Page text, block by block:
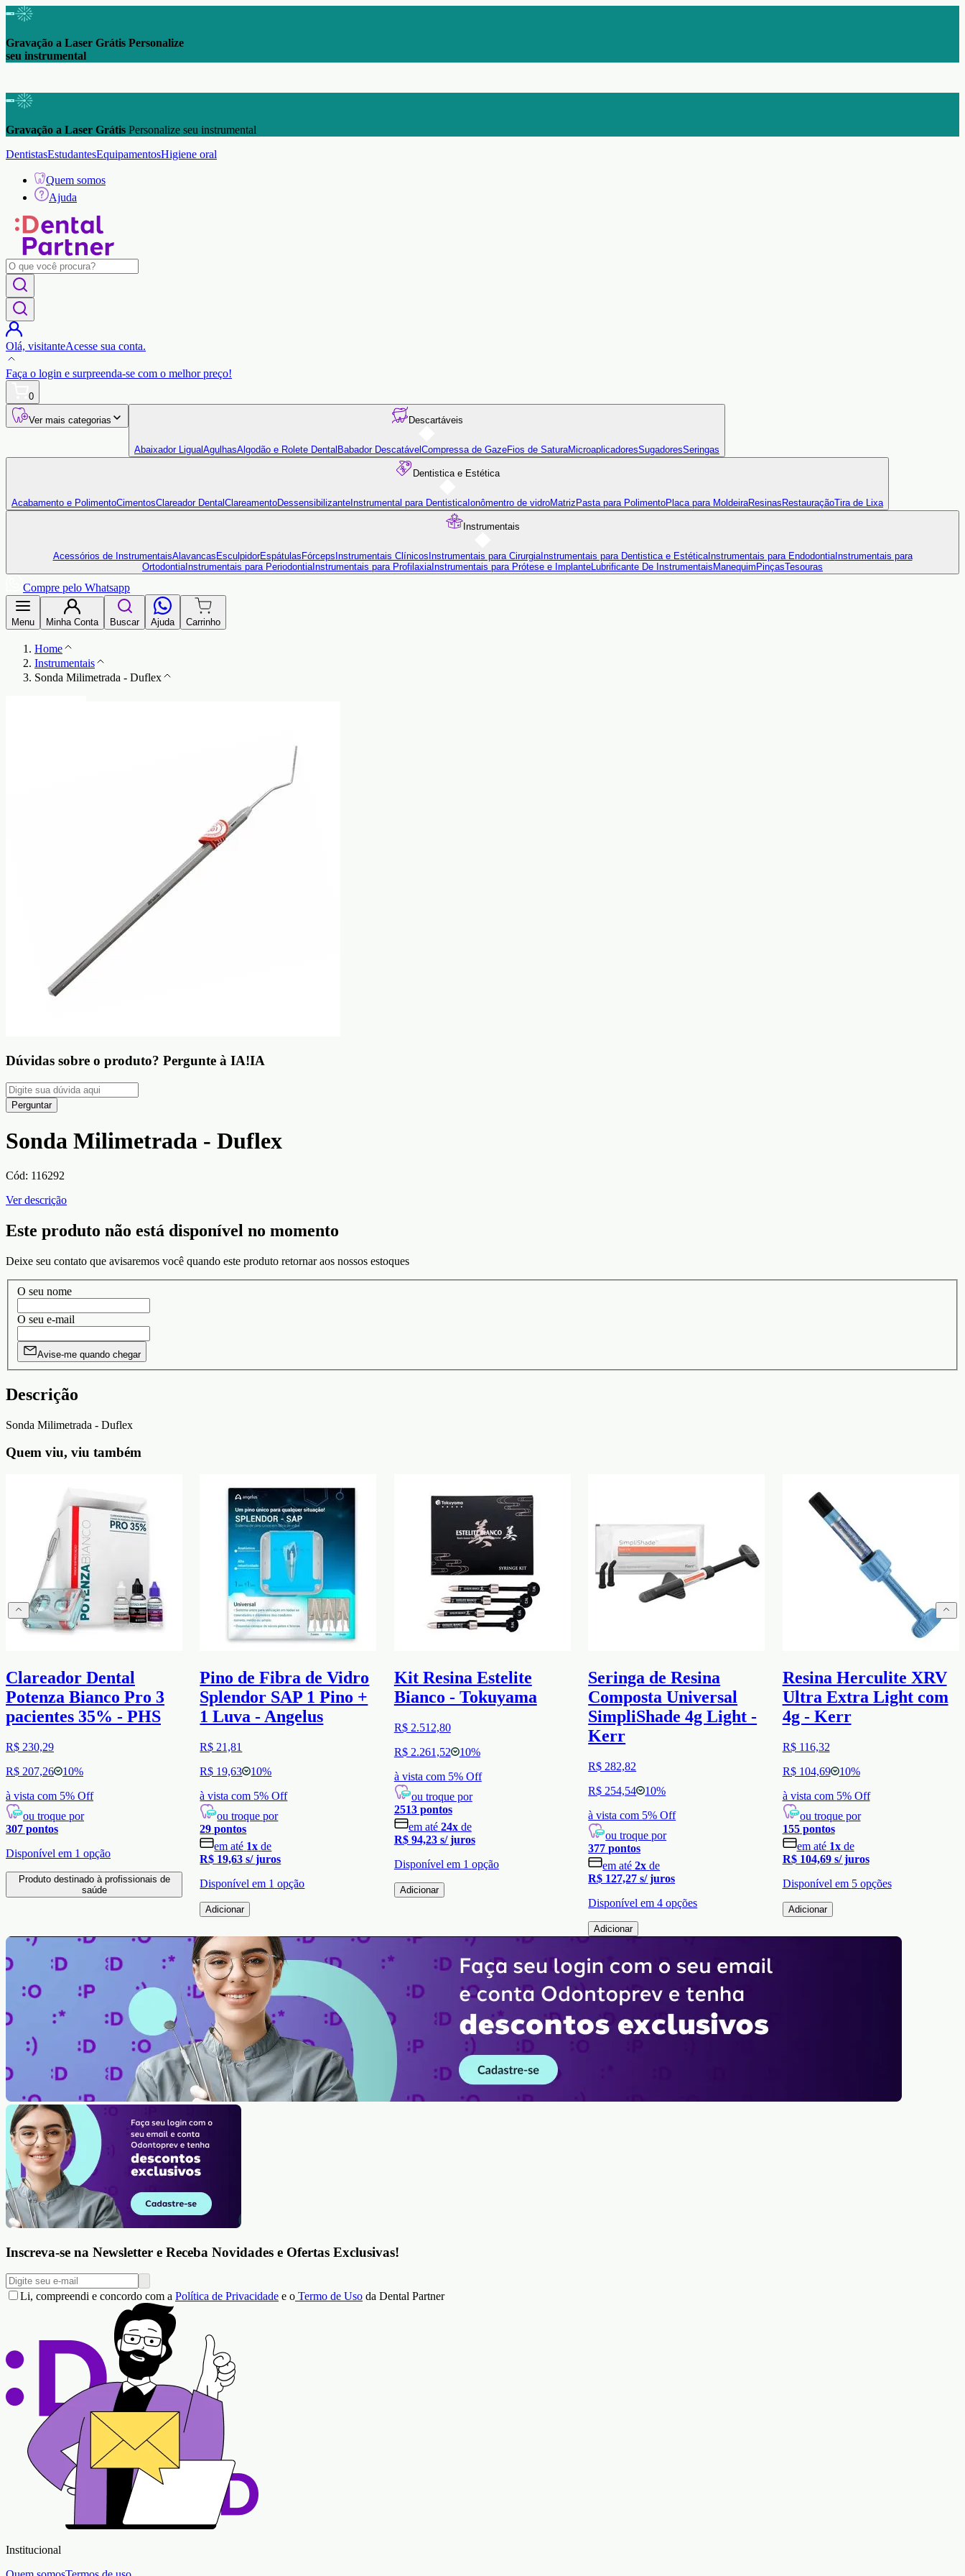
Gravação a Laser Grátis Personalize
seu instrumental
Gravação a Laser Grátis Personalize seu instrumental
DentistasEstudantesEquipamentosHigiene oral
Quem somos
Ajuda
Olá, visitanteAcesse sua conta.
Faça o login e surpreenda-se com o melhor preço!
0
Ver mais categorias Descartáveis
Abaixador LigualAgulhasAlgodão e Rolete Dental Babador Descatável Compressa de GazeFios de SaturaMicroaplicadoresSugadoresSeringas
Dentistica e Estética
Acabamento e PolimentoCimentosClareador DentalClareamentoDessensibilizante Instrumental para DentisticaIonômentro de vidroMatriz Pasta para PolimentoPlaca para MoldeiraResinas RestauraçãoTira de Lixa
Instrumentais
Acessórios de InstrumentaisAlavancas EsculpidorEspátulas Fórceps Instrumentais Clínicos Instrumentais para CirurgiaInstrumentais para Dentistica e EstéticaInstrumentais para EndodontiaInstrumentais para
OrtodontiaInstrumentais para PeriodontiaInstrumentais para ProfilaxiaInstrumentais para Prótese e ImplanteLubrificante De Instrumentais Manequim PinçasTesouras
Compre pelo Whatsapp
Menu Minha Conta Buscar Ajuda Carrinho
Home
Instrumentais
Sonda Milimetrada - Duflex
Dúvidas sobre o produto? Pergunte à IA!IA
Perguntar
Sonda Milimetrada - Duflex
Cód: 116292
Ver descrição
Este produto não está disponível no momento
Deixe seu contato que avisaremos você quando este produto retornar aos nossos estoques
O seu nome
O seu e-mail
Avise-me quando chegar
Descrição
Sonda Milimetrada - Duflex
Quem viu, viu também
Clareador Dental
Potenza Bianco Pro 3
pacientes 35% - PHS
R$ 230,29
R$ 207,26
10%
à vista com 5% Off
ou troque por
307 pontos
Disponível em 1 opção
Produto destinado à profissionais de
saúde
Pino de Fibra de Vidro
Splendor SAP 1 Pino +
1 Luva - Angelus
R$ 21,81
R$ 19,63
10%
à vista com 5% Off
ou troque por
29 pontos
em até 1x de
R$ 19,63 s/ juros
Disponível em 1 opção
Adicionar
Kit Resina Estelite
Bianco - Tokuyama
R$ 2.512,80
R$ 2.261,52
10%
à vista com 5% Off
ou troque por
2513pontos
em até 24x de
R$ 94,23 s/ juros
Disponível em 1 opção
Adicionar
Seringa de Resina
Composta Universal
SimpliShade 4g Light -
Kerr
R$ 282,82
R$ 254,54
10%
à vista com 5% Off
ou troque por
377 pontos
em até 2x de
R$ 127,27 s/ juros
Disponível em4 opções
Adicionar
Resina Herculite XRV
Ultra Extra Light com
4g - Kerr
R$ 116,32
R$ 104,69
10%
à vista com 5% Off
ou troque por
155pontos
em até 1x de
R$ 104,69 s/ juros
Disponível em 5 opções
Adicionar
Inscreva-se na Newsletter e Receba Novidades e Ofertas Exclusivas!
Li, compreendi e concordo com a Política de Privacidade e o Termo de Uso da Dental Partner
Institucional